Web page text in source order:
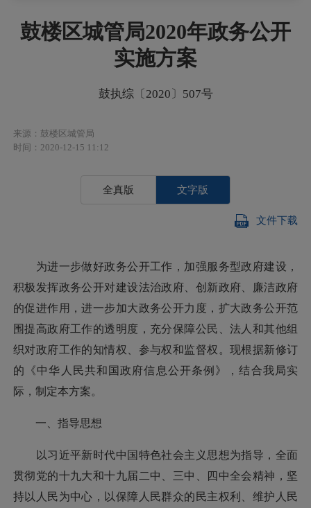
鼓楼区城管局2020年政务公开
实施方案
鼓执综〔2020〕507号
来源：鼓楼区城管局
时间：2020-12-15 11:12
全真版 文字版
文件下载
为进一步做好政务公开工作，加强服务型政府建设，
积极发挥政务公开对建设法治政府、创新政府、廉洁政府
的促进作用，进一步加大政务公开力度，扩大政务公开范
围提高政府工作的透明度，充分保障公民、法人和其他组
织对政府工作的知情权、参与权和监督权。现根据新修订
的《中华人民共和国政府信息公开条例》，结合我局实
际，制定本方案。
一、指导思想
以习近平新时代中国特色社会主义思想为指导，全面
贯彻党的十九大和十九届二中、三中、四中全会精神，坚
持以人民为中心，以保障人民群众的民主权利、维护人民